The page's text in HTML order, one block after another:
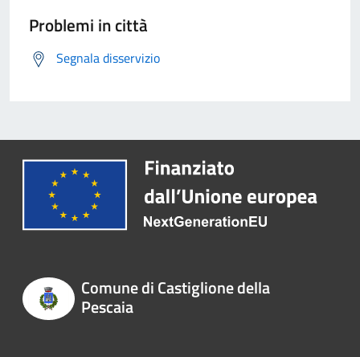
Problemi in città
Segnala disservizio
Comune di Castiglione della
Pescaia